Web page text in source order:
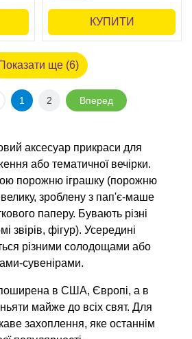
КУПИТИ
Показати ще (6)
1 2 Вперед
аксесуар прикраси для
або тематичної вечірки.
порожню іграшку (порожню
зроблену з пап'є-маше
паперу. Бувають різні
звірів, фігур). Усередині
різними солодощами або
сувенірами.
в США, Європі, а в
майже до всіх свят. Для
захоплення, яке останнім